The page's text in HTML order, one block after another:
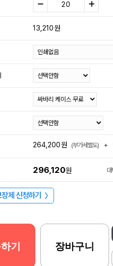
13,210원
264,200원 (부가세별도) +
296,120원
제 신청하기 〉
기 장바구니